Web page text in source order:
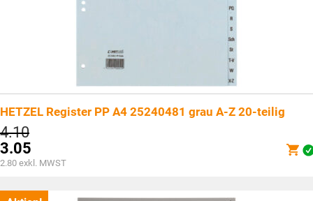
HETZEL Register PP A4 25240481 grau A-Z 20-teilig
4.10Ursprünglicher
Preis
war:
CHF4.10
3.05
Aktueller
ist:
2.80 exkl. MWST